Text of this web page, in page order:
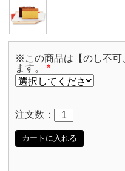
※この商品は【のし不可
ます。
*
注文数：
カートに入れる